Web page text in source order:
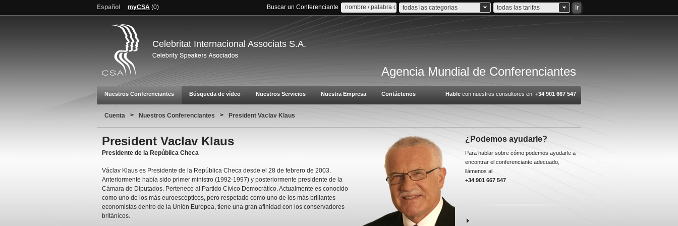
Español myCSA (0) Buscar un Conferenciante todas las categorias todas las tarifas Ir
Celebritat Internacional Associats S.A.
Agencia Mundial de Conferenciantes
Nuestros Conferenciantes Búsqueda de vídeo Nuestros Servicios Nuestra Empresa Contáctenos Hable con nuestros consultores en: +34 901 667 547
Cuenta > Nuestros Conferenciantes > President Vaclav Klaus
President Vaclav Klaus
Presidente de la República Checa
Václav Klaus es Presidente de la República Checa desde el 28 de febrero de 2003.
Anteriormente había sido primer ministro (1992-1997) y posteriormente presidente de la
Cámara de Diputados. Pertenece al Partido Cívico Democrático. Actualmente es conocido
como uno de los más euroescépticos, pero respetado como uno de los más brillantes
economistas dentro de la Unión Europea, tiene una gran afinidad con los conservadores
británicos.
¿Podemos ayudarle?
Para hablar sobre cómo podemos ayudarle a
encontrar el conferenciante adecuado,
llámenos al
+34 901 667 547